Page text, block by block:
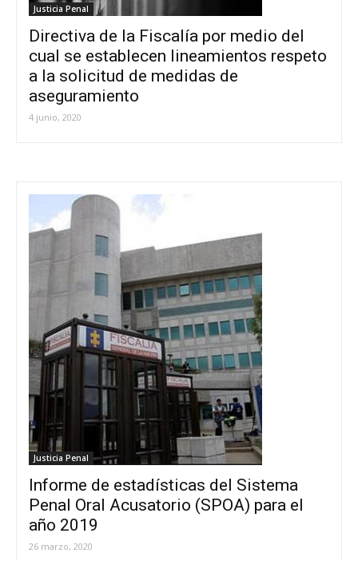
Justicia Penal
Directiva de la Fiscalía por medio del
cual se establecen lineamientos respeto
a la solicitud de medidas de
aseguramiento
4 junio, 2020
Justicia Penal
Informe de estadísticas del Sistema
Penal Oral Acusatorio (SPOA) para el
año 2019
26 marzo, 2020